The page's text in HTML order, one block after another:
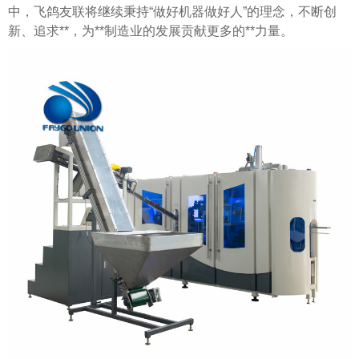
中，飞鸽友联将继续秉持“做好机器做好人”的理念，不断创
新、追求**，为**制造业的发展贡献更多的**力量。